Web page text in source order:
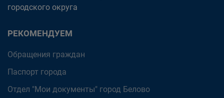
городского округа
РЕКОМЕНДУЕМ
Обращения граждан
Паспорт города
Отдел "Мои документы" город Белово